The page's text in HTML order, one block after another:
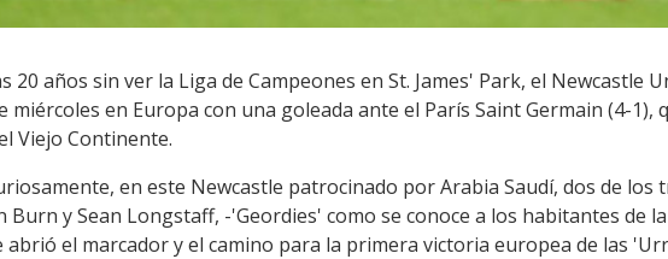
20 años sin ver la Liga de Campeones en St. James' Park, el Newcastle
miércoles en Europa con una goleada ante el París Saint Germain (4-
Viejo Continente.
en este Newcastle patrocinado por Arabia Saudí, dos de
Burn y Sean Longstaff, -'Geordies' como se conoce a los habitantes de
abrió el marcador y el camino para la primera victoria europea de las